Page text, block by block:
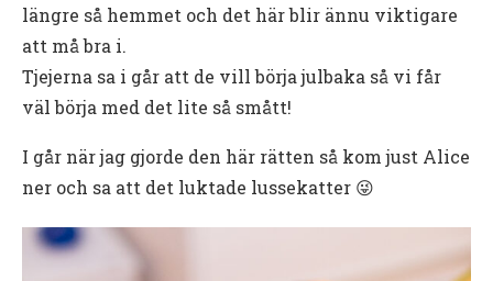
längre så hemmet och det här blir ännu viktigare
att må bra i.
Tjejerna sa i går att de vill börja julbaka så vi får
väl börja med det lite så smått!
I går när jag gjorde den här rätten så kom just Alice
ner och sa att det luktade lussekatter 😜